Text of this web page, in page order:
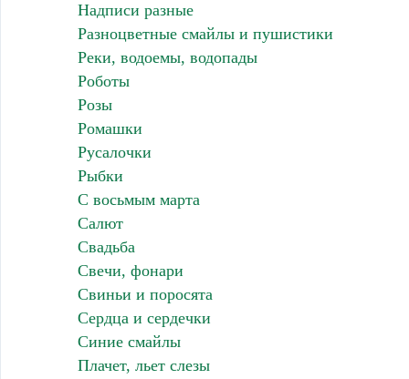
Надписи разные
Разноцветные смайлы и пушистики
Реки, водоемы, водопады
Роботы
Розы
Ромашки
Русалочки
Рыбки
С восьмым марта
Салют
Свадьба
Свечи, фонари
Свиньи и поросята
Сердца и сердечки
Синие смайлы
Плачет, льет слезы